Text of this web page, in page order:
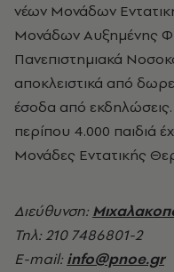
νέων Μονάδων
Μονάδων Αυξημένης
Πανεπιστημιακά
αποκλειστικά από
έσοδα από
περίπου 4.000 παιδιά
Μονάδες Εντατικής
Διεύθυνση:
Τηλ: 210 7486801-2
E-mail:info@pnoe.gr